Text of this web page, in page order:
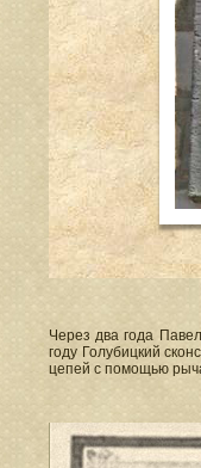
Через два года
году Голубицкий
цепей с помощью